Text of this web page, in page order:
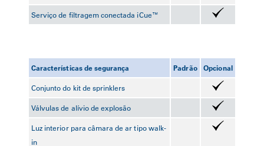
Serviço de filtragem conectada iCue™
Características de segurança Padrão Opcional
Conjunto do kit de sprinklers
Válvulas de alívio de explosão
Luz interior para câmara de ar tipo walk-
in